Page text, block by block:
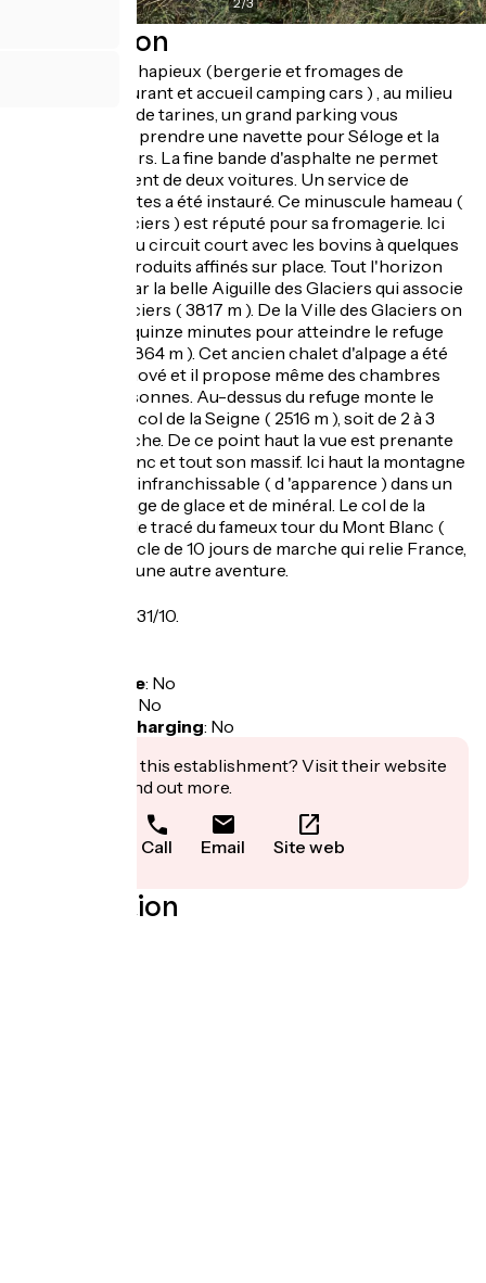
Description
Au lieu dit les Chapieux (bergerie et fromages de
chèvres, restaurant et accueil camping cars ) , au milieu
des troupeaux de tarines, un grand parking vous
accueille. Il faut prendre une navette pour Séloge et la
Ville des Glaciers. La fine bande d'asphalte ne permet
pas le croisement de deux voitures. Un service de
navettes gratuites a été instauré. Ce minuscule hameau (
la Ville des Glaciers ) est réputé pour sa fromagerie. Ici
c'est le règne du circuit court avec les bovins à quelques
mètres et les produits affinés sur place. Tout l'horizon
est accaparé par la belle Aiguille des Glaciers qui associe
rocheux et glaciers ( 3817 m ). De la Ville des Glaciers on
peut marcher quinze minutes pour atteindre le refuge
des Mottets ( 1864 m ). Cet ancien chalet d'alpage a été
totalement renové et il propose même des chambres
pour deux personnes. Au-dessus du refuge monte le
sentier pour le col de la Seigne ( 2516 m ), soit de 2 à 3
heures de marche. De ce point haut la vue est prenante
sur le Mont Blanc et tout son massif. Ici haut la montagne
livre une barre infranchissable ( d 'apparence ) dans un
puissant mélange de glace et de minéral. Le col de la
Seigne est sur le tracé du fameux tour du Mont Blanc (
TMB ), une boucle de 10 jours de marche qui relie France,
Italie et Suisse, une autre aventure.
From 29/05 to 31/10.
Bicycle garage: No
No
Electric bike charging: No
Interested in this establishment? Visit their website
to book or find out more.
Call Email Site web
Localisation